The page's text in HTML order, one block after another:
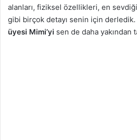
alanları, fiziksel özellikleri, en
gibi birçok detayı senin için derledik.
üyesi Mimi’yi sen de daha yakından